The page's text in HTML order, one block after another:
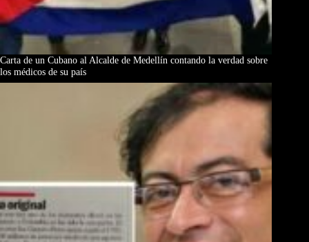
Carta de un Cubano al Alcalde de Medellín contando la verdad sobre
los médicos de su país